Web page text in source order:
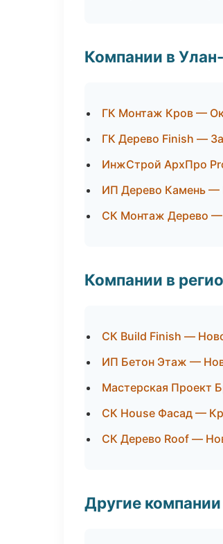
Компании в
ГК Монтаж Кров —
ГК Дерево Finish —
ИнжСтрой АрхПро
ИП Дерево Камень —
СК Монтаж Дерево —
Компании в
СК Build Finish —
ИП Бетон Этаж —
Мастерская Проект
СК House Фасад —
СК Дерево Roof —
Другие компании